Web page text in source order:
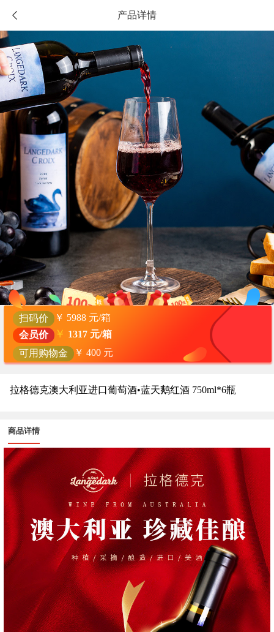
 产品详情
扫码价 ￥ 5988 元/箱
会员价
￥ 1317 元/箱
可用购物金
￥ 400 元
拉格德克澳大利亚进口葡萄酒•蓝天鹅红酒 750ml*6瓶
商品详情